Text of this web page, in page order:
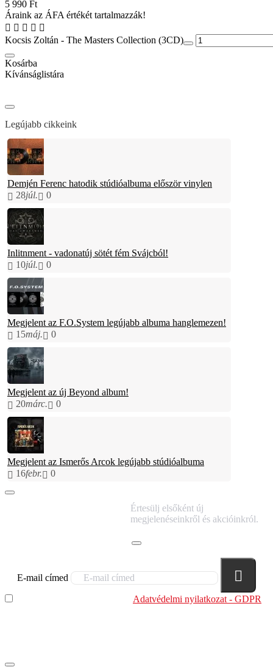
5 990 Ft
Áraink az ÁFA értékét tartalmazzák!
Kocsis Zoltán - The Masters Collection (3CD)
Kosárba
Kívánságlistára
Legújabb cikkeink
Demjén Ferenc hatodik stúdióalbuma először vinylen
28júl. 0
Inlitnment - vadonatúj sötét fém Svájcból!
10júl. 0
Megjelent az F.O.System legújabb albuma hanglemezen!
15máj. 0
Megjelent az új Beyond album!
20márc. 0
Megjelent az Ismerős Arcok legújabb stúdióalbuma
16febr. 0
Értesülj elsőként új
megjelenéseinkről és akcióinkról.
E-mail címed
Adatvédelmi nyilatkozat - GDPR